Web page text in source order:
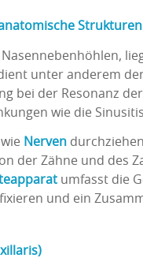
Strukturen
Nasennebenhöhlen,
unter anderem
bei der Resonanz
wie die
Nerven
der Zähne und des
umfasst die
und ein